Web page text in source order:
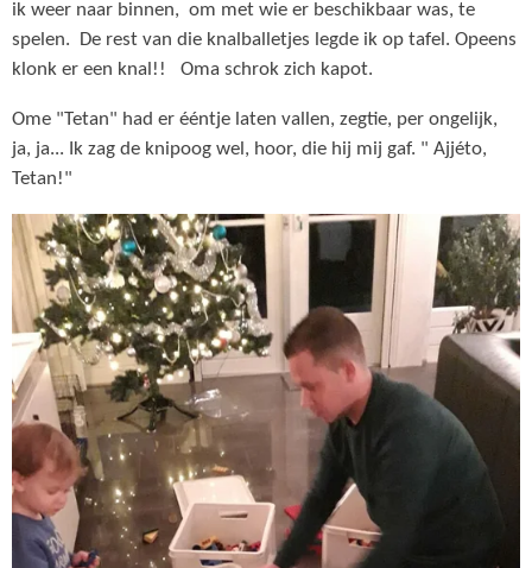
ik weer naar binnen, om met wie er beschikbaar was, te
spelen. De rest van die knalballetjes legde ik op tafel. Opeens
klonk er een knal!! Oma schrok zich kapot.
Ome "Tetan" had er ééntje laten vallen, zegtie, per ongelijk,
ja, ja... Ik zag de knipoog wel, hoor, die hij mij gaf. " Ajjéto,
Tetan!"